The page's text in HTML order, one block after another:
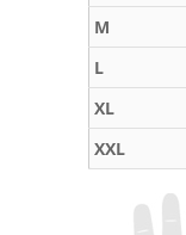
M
L
XL
XXL